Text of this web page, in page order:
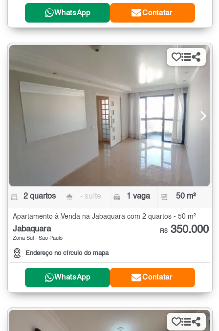
WhatsApp Contatar
2 quartos - suíte 1 vaga 50 m²
Apartamento à Venda na Jabaquara com 2 quartos - 50 m²
Jabaquara
Zona Sul - São Paulo
Endereço no círculo do mapa
R$ 350.000
WhatsApp Contatar